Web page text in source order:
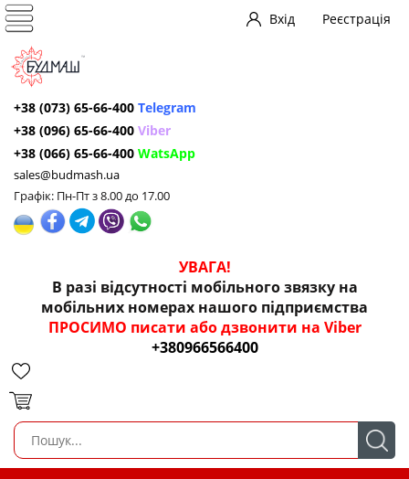
Вхід Реєстрація
+38 (073) 65-66-400 Telegram
+38 (096) 65-66-400 Viber
+38 (066) 65-66-400 WatsApp
sales@budmash.ua
Графік: Пн-Пт з 8.00 до 17.00
УВАГА!
В разі відсутності мобільного звязку на
мобільних номерах нашого підприємства
ПРОСИМО писати або дзвонити на Viber
+380966566400